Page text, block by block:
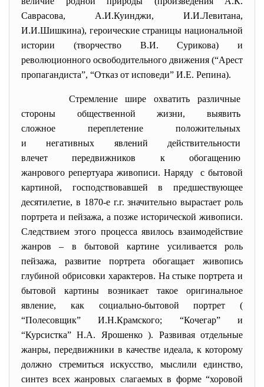
Саврасова, А.И.Куинджи, И.И.Левитана,
И.И.Шишкина), героические страницы национальной
истории (творчество В.И. Сурикова) и
революционного освободительного движения (“Арест
пропагандиста”, “Отказ от исповеди” И.Е. Репина).
Стремление шире охватитьразличные
стороны общественной жизни, выявить
сложное переплетение положительных
и негативных явлений действительности
влечет передвижников к обогащению
жанрового репертуара живописи. Наряду с бытовой
картиной, господствовавшей в предшествующее
десятилетие, в 1870-е г.г. значительно вырастает роль
портрета и пейзажа, а позже исторической живописи.
Следствием этого процесса явилось взаимодействие
жанров – в бытовой картине усиливается роль
пейзажа, развитие портрета обогащает живопись
глубиной обрисовки характеров. На стыке портрета и
бытовой картины возникает такое оригинальное
явление, как социально-бытовой портрет (
“Полесовщик” И.Н.Крамского; “Кочегар” и
“Курсистка” Н.А. Ярошенко ). Развивая отдельные
жанры, передвижники в качестве идеала, к которому
должно стремиться искусство, мыслили единство,
синтез всех жанровых слагаемых в форме “хоровой